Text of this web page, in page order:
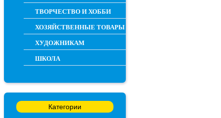
ТВОРЧЕСТВО И ХОББИ
ХОЗЯЙСТВЕННЫЕ ТОВАРЫ
ХУДОЖНИКАМ
ШКОЛА
Категории